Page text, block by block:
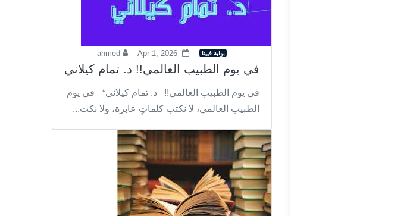
بوابة فيينا Apr 1, 2026
ahmed
في يوم الطبيب العالمي!! د. تمام كيلاني
في يوم الطبيب العالمي!! د. تمام كيلاني* في يوم
الطبيب العالمي، لا نكتب كلماتٍ عابرة، ولا نكت...